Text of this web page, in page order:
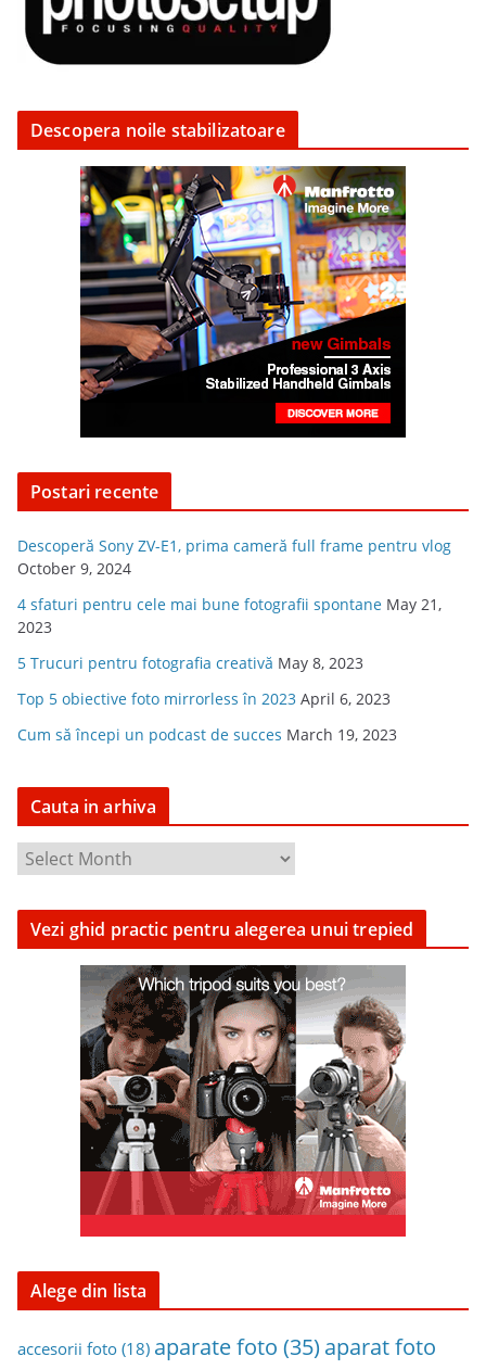
Descopera noile stabilizatoare
Postari recente
Descoperă Sony ZV-E1, prima cameră full frame pentru vlog
October 9, 2024
4 sfaturi pentru cele mai bune fotografii spontane May 21,
2023
5 Trucuri pentru fotografia creativă May 8, 2023
Top 5 obiective foto mirrorless în 2023 April 6, 2023
Cum să începi un podcast de succes March 19, 2023
Cauta in arhiva
u
Vezi ghid practic pentru alegerea unui trepied
Alege din lista
accesorii foto (18) aparate foto (35) aparat foto